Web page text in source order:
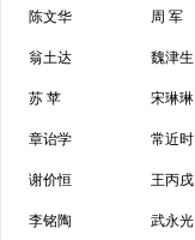
陈文华 周 军
翁土达 魏津生
苏 苹 宋琳琳
章诒学 常近时
谢价恒 王丙戌
李铭陶 武永光